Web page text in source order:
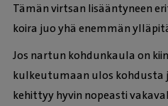
Tämän virtsan lisääntyneen
koira juo yhä enemmän
Jos nartun kohdunkaula on
kulkeutumaan ulos kohdusta
kehittyy hyvin nopeasti